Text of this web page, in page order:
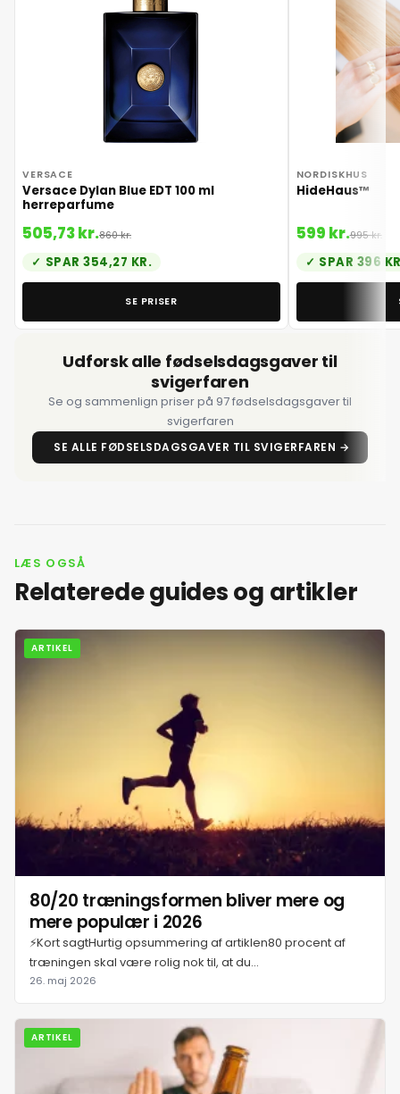
30. juni 2026
1. juli 2026
2. juli 2026
3. juli 2026
4. juli 2026
5. juli 2026
6. juli 2026
7. juli 2026
8. juli 2026
10. juli 2026
12. juli 2026
14. juli 2026
15. juli 2026
16. juli 2026
17. juli 2026
18. juli 2026
19. juli 2026
20. juli 2026
VERSACE
Versace Dylan Blue EDT 100 ml
herreparfume
505,73 kr.860 kr.
SPAR 354,27 KR.
SE PRISER
NORDISKHUS
HideHaus™
599 kr.995 kr.
SPAR 396
Udforsk alle fødselsdagsgaver til
svigerfaren
Se og sammenlign priser på 97 fødselsdagsgaver til
svigerfaren
SE ALLE FØDSELSDAGSGAVER TIL SVIGERFAREN →
LÆS OGSÅ
Relaterede guides og artikler
ARTIKEL
80/20 træningsformen bliver mere og
mere populær i 2026
⚡Kort sagtHurtig opsummering af artiklen80 procent af
træningen skal være rolig nok til, at du...
26. maj 2026
ARTIKEL